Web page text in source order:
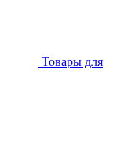
Товары для